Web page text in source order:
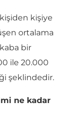
kişiye
ortalama
kaba bir
ile 20.000
şeklindedir.
ne kadar